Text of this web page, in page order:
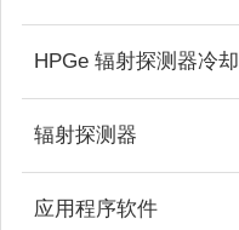
HPGe 辐射探测器冷却
辐射探测器
应用程序软件